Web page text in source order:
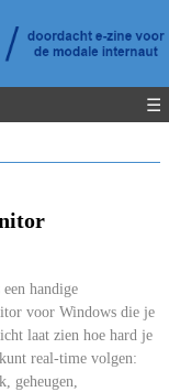
☰
een handige
voor Windows die je
laat zien hoe hard je
real-time volgen:
geheugen,